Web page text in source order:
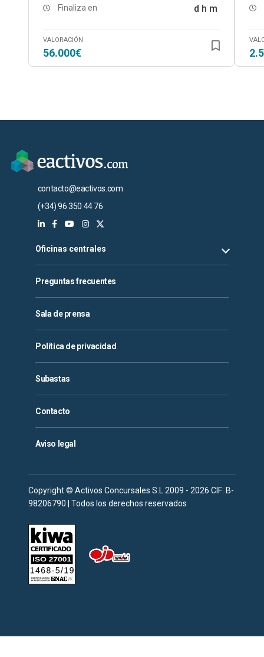
Finaliza en d h m
VALORACIÓN
56.000€
contacto@eactivos.com
(+34) 96 350 44 76
Oficinas centrales
Preguntas frecuentes
Sala de prensa
Política de privacidad
Subastas
Contacto
Aviso legal
Copyright © Activos Concursales S.L 2009 - 2026 CIF: B-
98206790 | Todos los derechos reservados